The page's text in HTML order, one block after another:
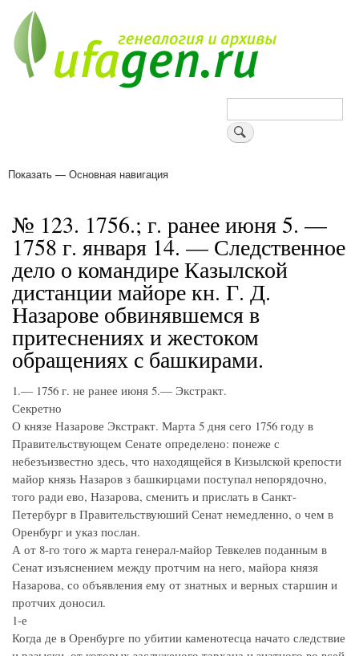
основному
содержанию
Поиск
Основная
Показать — Основная навигация
№ 123. 1756.; г. ранее июня 5. —
1758 г. января 14. — Следственное
дело о командире Казылской
дистанции майоре кн. Г. Д.
Назарове обвинявшемся в
притеснениях и жестоком
обращениях с башкирами.
1.— 1756 г. не ранее июня 5.— Экстракт.
Секретно
О князе Назарове Экстракт. Марта 5 дня сего 1756 году в
Правительствующем Сенате определено: понеже с
небезъизвестно здесь, что находящейся в Кизылской крепости
майор князь Назаров з башкирцами поступал непорядочно,
того ради ево, Назарова, сменить и прислать в Санкт-
Петербург в Правительствуюший Сенат немедленно, о чем в
Оренбург и указ послан.
А от 8-го того ж марта генерал-майор Тевкелев поданным в
Сенат изъяснением между протчим на него, майора князя
Назарова, со объявления ему от знатных и верных старшин и
протчих доносил.
1-е
Когда де в Оренбурге по убитии каменотесца начато следствие